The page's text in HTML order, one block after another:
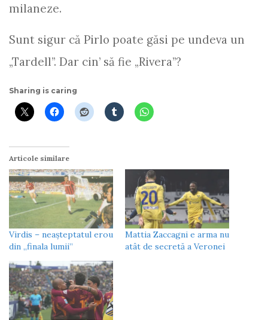
milaneze.
Sunt sigur că Pirlo poate găsi pe undeva un
„Tardell”. Dar cin’ să fie „Rivera”?
Sharing is caring
Articole similare
Virdis – neaşteptatul erou
din „finala lumii”
Mattia Zaccagni e arma nu
atât de secretă a Veronei